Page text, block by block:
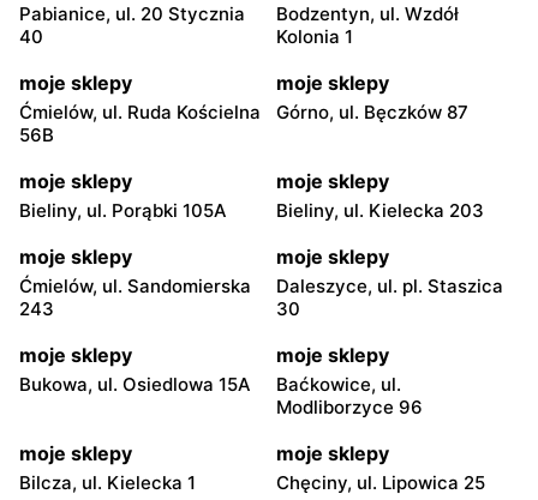
Pabianice, ul. 20 Stycznia
40
Bodzentyn, ul. Wzdół
Kolonia 1
moje sklepy
Ćmielów, ul. Ruda Kościelna
56B
moje sklepy
Górno, ul. Bęczków 87
moje sklepy
Bieliny, ul. Porąbki 105A
moje sklepy
Bieliny, ul. Kielecka 203
moje sklepy
Ćmielów, ul. Sandomierska
243
moje sklepy
Daleszyce, ul. pl. Staszica
30
moje sklepy
Bukowa, ul. Osiedlowa 15A
moje sklepy
Baćkowice, ul.
Modliborzyce 96
moje sklepy
Bilcza, ul. Kielecka 1
moje sklepy
Chęciny, ul. Lipowica 25